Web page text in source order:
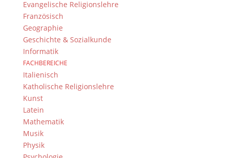
Evangelische Religionslehre
Französisch
Geographie
Geschichte & Sozialkunde
Informatik
FACHBEREICHE
Italienisch
Katholische Religionslehre
Kunst
Latein
Mathematik
Musik
Physik